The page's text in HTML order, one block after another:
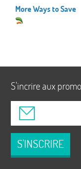
More Ways to Save
S'incrire aux
S'INSCRIRE